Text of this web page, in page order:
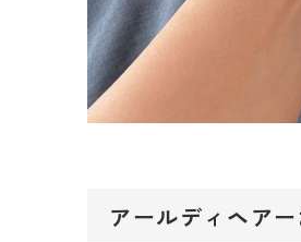
アールディヘア